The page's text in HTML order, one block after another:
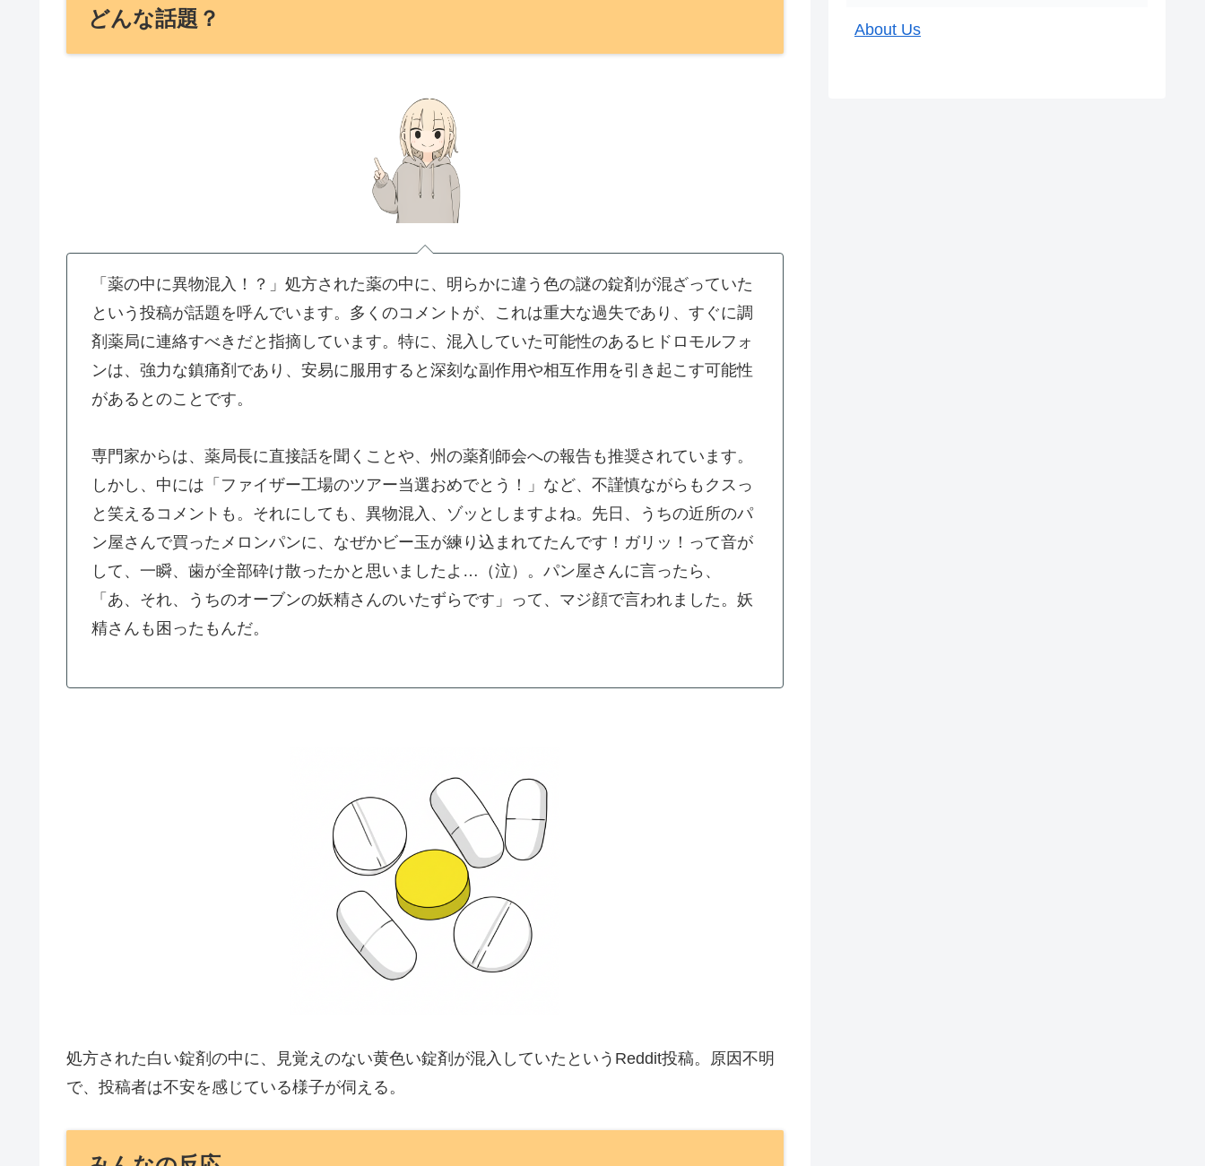
どんな話題？
「薬の中に異物混入！？」処方された薬の中に、明らかに違う色の謎の錠剤が混ざっていた
という投稿が話題を呼んでいます。多くのコメントが、これは重大な過失であり、すぐに調
剤薬局に連絡すべきだと指摘しています。特に、混入していた可能性のあるヒドロモルフォ
ンは、強力な鎮痛剤であり、安易に服用すると深刻な副作用や相互作用を引き起こす可能性
があるとのことです。
専門家からは、薬局長に直接話を聞くことや、州の薬剤師会への報告も推奨されています。
しかし、中には「ファイザー工場のツアー当選おめでとう！」など、不謹慎ながらもクスっ
と笑えるコメントも。それにしても、異物混入、ゾッとしますよね。先日、うちの近所のパ
ン屋さんで買ったメロンパンに、なぜかビー玉が練り込まれてたんです！ガリッ！って音が
して、一瞬、歯が全部砕け散ったかと思いましたよ…（泣）。パン屋さんに言ったら、
「あ、それ、うちのオーブンの妖精さんのいたずらです」って、マジ顔で言われました。妖
精さんも困ったもんだ。
処方された白い錠剤の中に、見覚えのない黄色い錠剤が混入していたというReddit投稿。原因不明
で、投稿者は不安を感じている様子が伺える。
About Us